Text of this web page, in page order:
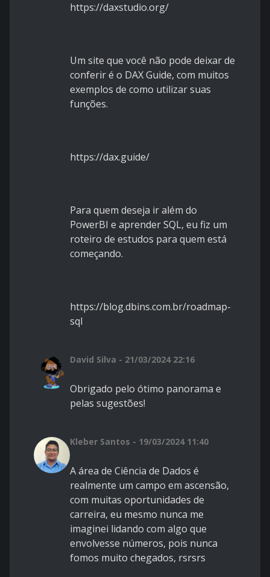
https://daxstudio.org/
Um site que você não pode deixar de
conferir é o DAX Guide, com muitos
exemplos de como utilizar suas
funções.
https://dax.guide/
Para quem deseja ir além do
PowerBI e aprender SQL, eu fiz um
roteiro de estudos para quem está
começando.
https://blog.dbins.com.br/roadmap-
sql
David Silva - 21/03/2024 22:16
Obrigado pelo ótimo panorama e
pelas sugestões!
Kleber Santos - 19/03/2024 11:40
A área de Ciência de Dados é
realmente um campo em ascensão,
com muitas oportunidades de
carreira, eu mesmo nunca me
imaginei lidando com algo que
envolvesse números, pois nunca
fomos muito chegados, rsrsrs